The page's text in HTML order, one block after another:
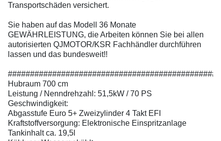
Transportschäden versichert.
Sie haben auf das Modell 36 Monate
GEWÄHRLEISTUNG, die Arbeiten können Sie bei allen
autorisierten QJMOTOR/KSR Fachhändler durchführen
lassen und das bundesweit!!
Hubraum 700 cm
Leistung / Nenndrehzahl: 51,5kW / 70 PS
Geschwindigkeit:
Abgasstufe Euro 5+ Zweizylinder 4 Takt EFI
Kraftstoffversorgung: Elektronische Einspritzanlage
Tankinhalt ca. 19,5l